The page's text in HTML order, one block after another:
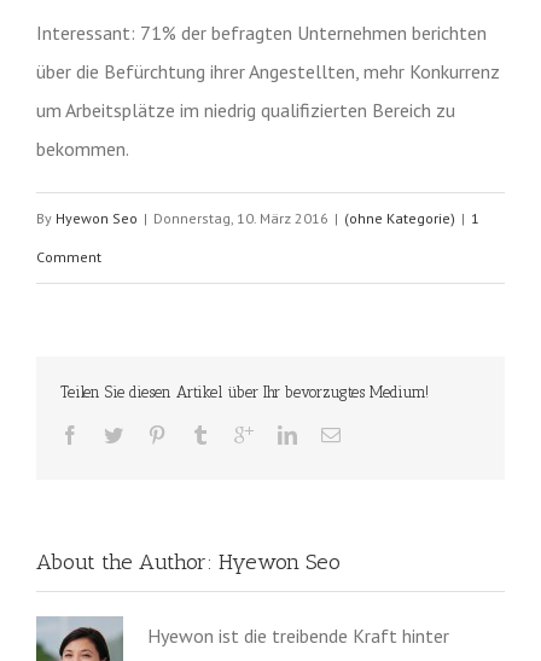
Interessant: 71% der befragten Unternehmen berichten
über die Befürchtung ihrer Angestellten, mehr Konkurrenz
um Arbeitsplätze im niedrig qualifizierten Bereich zu
bekommen.
By Hyewon Seo | Donnerstag, 10. März 2016 | (ohne Kategorie) | 1
Comment
Teilen Sie diesen Artikel über Ihr bevorzugtes Medium!
About the Author: Hyewon Seo
Hyewon ist die treibende Kraft hinter